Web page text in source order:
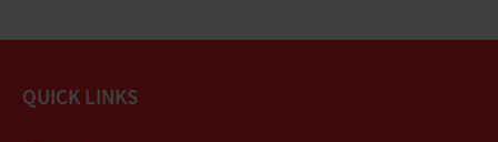
QUICK LINKS